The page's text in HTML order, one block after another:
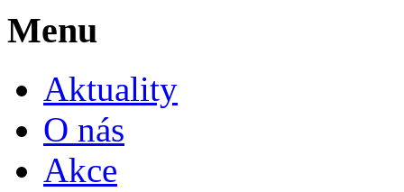
Menu
Aktuality
O nás
Akce